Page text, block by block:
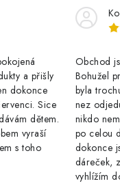
a přišly
dokonce
Sice
dětem.
vyraší
s toho
Obchod
Bohužel
byla
nez
nikdo
po celou
dokonce
dáreček,
vyhlížím